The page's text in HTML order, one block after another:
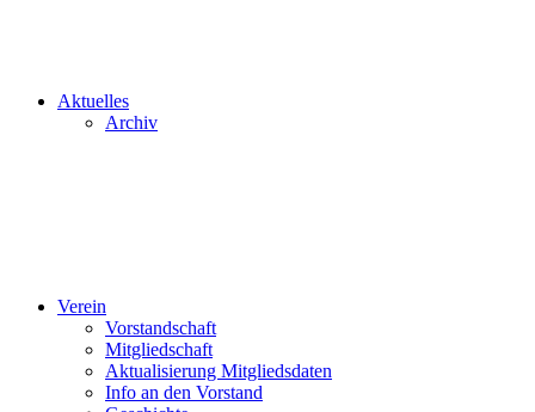
Aktuelles
Archiv
Verein
Vorstandschaft
Mitgliedschaft
Aktualisierung Mitgliedsdaten
Info an den Vorstand